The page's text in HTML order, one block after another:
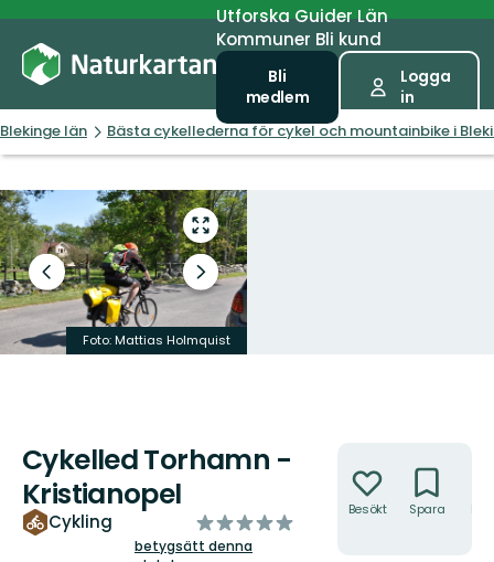
UtforskaGuiderLän
Kommuner Bli kund
Bli
medlem
Logga
in
Blekinge län Bästa cykellederna för cykel och mountainbike i
Gå
till
helskärmsläge
Föregående
bild
Nästa
bildspel
Foto: Mattias Holmquist
Cykelled Torhamn -
Kristianopel
Cykling
av
5
betygsätt denna
Besökt Spara